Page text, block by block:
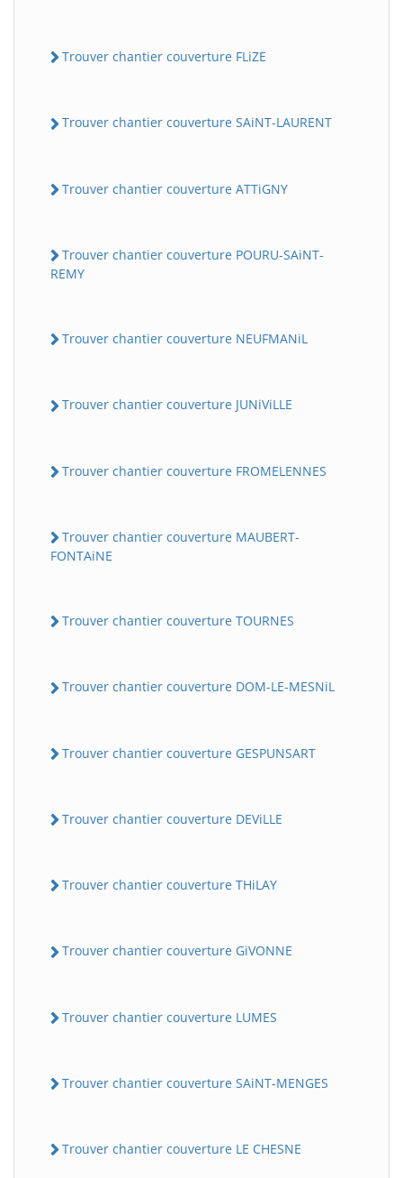
Trouver chantier couverture FLiZE
Trouver chantier couverture SAiNT-LAURENT
Trouver chantier couverture ATTiGNY
Trouver chantier couverture POURU-SAiNT-
REMY
Trouver chantier couverture NEUFMANiL
Trouver chantier couverture JUNiViLLE
Trouver chantier couverture FROMELENNES
Trouver chantier couverture MAUBERT-
FONTAiNE
Trouver chantier couverture TOURNES
Trouver chantier couverture DOM-LE-MESNiL
Trouver chantier couverture GESPUNSART
Trouver chantier couverture DEViLLE
Trouver chantier couverture THiLAY
Trouver chantier couverture GiVONNE
Trouver chantier couverture LUMES
Trouver chantier couverture SAiNT-MENGES
Trouver chantier couverture LE CHESNE